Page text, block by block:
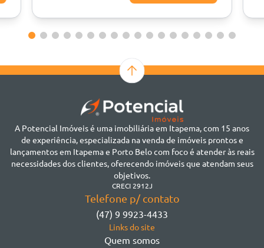
A Potencial Imóveis é uma imobiliária em Itapema, com 15 anos
de experiência, especializada na venda de imóveis prontos e
lançamentos em Itapema e Porto Belo com foco é atender às reais
necessidades dos clientes, oferecendo imóveis que atendam seus
objetivos.
CRECI 2912J
Telefone p/ contato
(47) 9 9923-4433
Links do site
Quem somos